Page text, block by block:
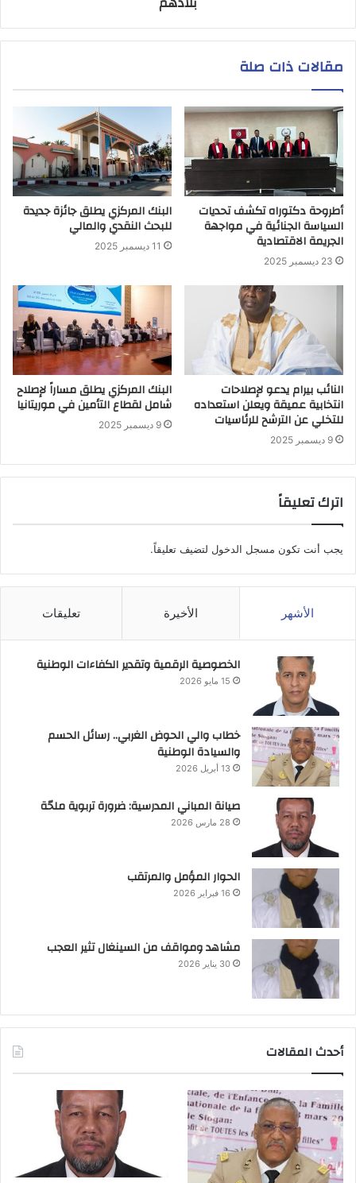
مقالات ذات صلة
أطروحة دكتوراه تكشف تحديات
السياسة الجنائية في مواجهة
الجريمة الاقتصادية
23 ديسمبر 2025
البنك المركزي يطلق جائزة جديدة
للبحث النقدي والمالي
11 ديسمبر 2025
النائب بيرام يدعو لإصلاحات
انتخابية عميقة ويعلن استعداده
للتخلي عن الترشح للرئاسيات
9 ديسمبر 2025
البنك المركزي يطلق مساراً لإصلاح
شامل لقطاع التأمين في موريتانيا
9 ديسمبر 2025
اترك تعليقاً
يجب أنت تكون مسجل الدخول لتضيف تعليقاً.
الأشهر الأخيرة تعليقات
الخصوصية الرقمية وتقدير الكفاءات الوطنية
15 مايو 2026
خطاب والي الحوض الغربي.. رسائل الحسم
والسيادة الوطنية
13 أبريل 2026
صيانة المباني المدرسية: ضرورة تربوية ملحّة
28 مارس 2026
الحوار المؤمل والمرتقب
16 فبراير 2026
مشاهد ومواقف من السينغال تثير العجب
30 يناير 2026
أحدث المقالات